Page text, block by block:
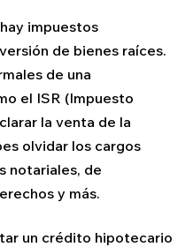
impuestos
de bienes raíces.
de una
el ISR (Impuesto
la venta de la
olvidar los cargos
notariales, de
y más.
un crédito hipotecario